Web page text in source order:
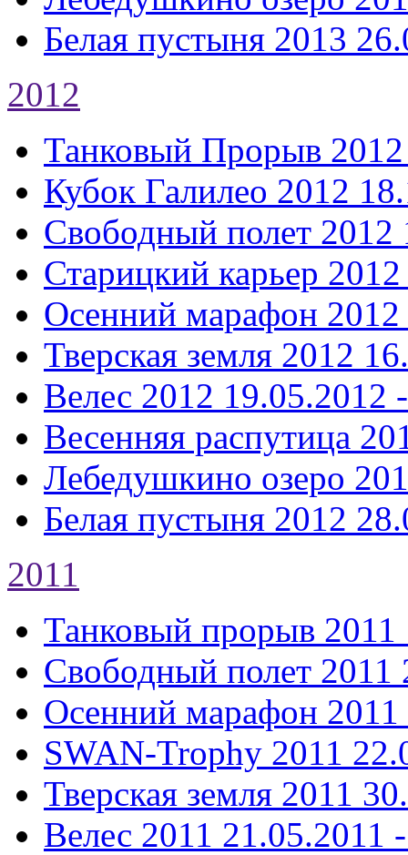
Белая пустыня 2013
2012
Танковый Прорыв 2012
Кубок Галилео 2012
Свободный полет 2012
Старицкий карьер 2012
Осенний марафон 2012
Тверская земля 2012
Велес 2012 19.05.2012
Весенняя распутица
Лебедушкино озеро
Белая пустыня 2012
2011
Танковый прорыв 2011
Свободный полет 2011
Осенний марафон 2011
SWAN-Trophy 2011
Тверская земля 2011
Велес 2011 21.05.2011